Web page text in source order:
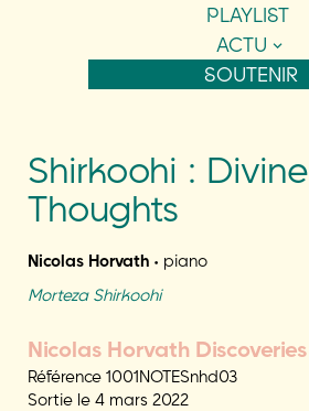
PLAYLIST
ACTU
SOUTENIR
Shirkoohi : Divine
Thoughts
Nicolas Horvath • piano
Morteza Shirkoohi
Nicolas Horvath Discoveries
Référence 1001NOTESnhd03
Sortie le 4 mars 2022